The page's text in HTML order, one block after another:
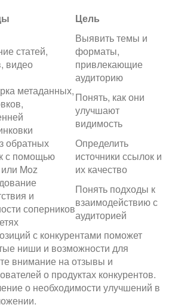
Цель
статей,
видео
Выявить темы и
форматы,
привлекающие
аудиторию
метаданных,Понять, как они
улучшают
видимость
обратных
с помощью
Moz
Определить
источники ссылок и
их качество
и
соперников
Понять подходы к
взаимодействию с
аудиторией
с конкурентами поможет
ниши и возможности для
внимание на отзывы и
о продуктах конкурентов.
о необходимости улучшений в